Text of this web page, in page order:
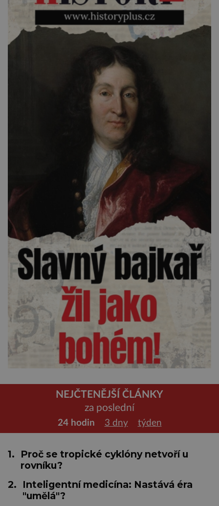
NEJČTENĚJŠÍ ČLÁNKY
za poslední
24 hodin 3 dny týden
1.
Proč se tropické cyklóny netvoří u
rovníku?
2.
Inteligentní medicína: Nastává éra
"umělá"?